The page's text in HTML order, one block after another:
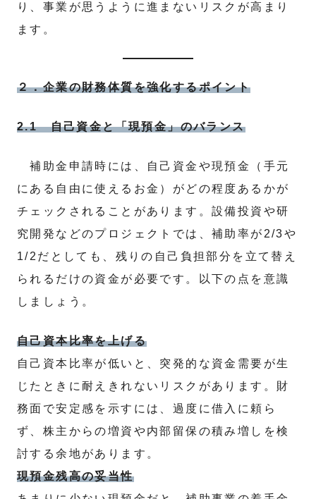
り、事業が思うように進まないリスクが高まり
ます。
２．企業の財務体質を強化するポイント
2.1 自己資金と「現預金」のバランス
補助金申請時には、自己資金や現預金（手元
にある自由に使えるお金）がどの程度あるかが
チェックされることがあります。設備投資や研
究開発などのプロジェクトでは、補助率が2/3や
1/2だとしても、残りの自己負担部分を立て替え
られるだけの資金が必要です。以下の点を意識
しましょう。
自己資本比率を上げる
自己資本比率が低いと、突発的な資金需要が生
じたときに耐えきれないリスクがあります。財
務面で安定感を示すには、過度に借入に頼ら
ず、株主からの増資や内部留保の積み増しを検
討する余地があります。
現預金残高の妥当性